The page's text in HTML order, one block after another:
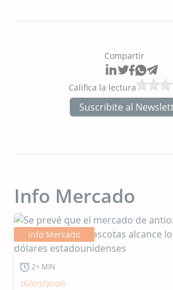
Compartir
Califica la lectura
Suscribite al
Info Mercado
Info Mercado
2+ MIN
16/07/2026